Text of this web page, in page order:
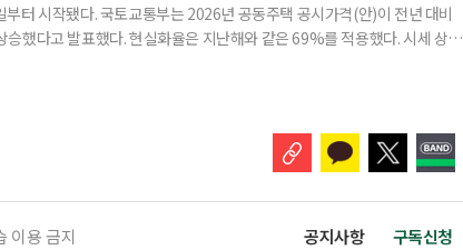
터 시작됐다. 국토교통부는 2026년 공동주택 공시가격(안)이 전년 대비
했다고 발표했다. 현실화율은 지난해와 같은 69%를 적용했다. 시세 상승
이용 금지 공지사항 구독신청